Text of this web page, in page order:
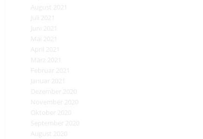
August 2021
Juli 2021
Juni 2021
Mai 2021
April 2021
März 2021
Februar 2021
Januar 2021
Dezember 2020
November 2020
Oktober 2020
September 2020
August 2020